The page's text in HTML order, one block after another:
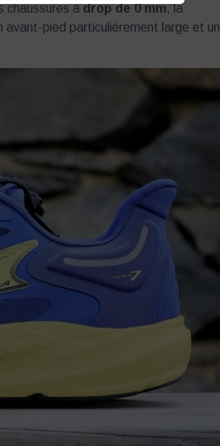
chaussures àdrop de 0 mm, la
pied particulièrement large et un